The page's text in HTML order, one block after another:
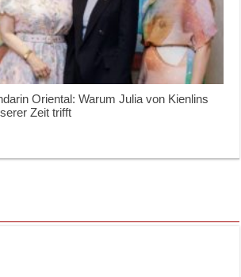
Oriental: Warum Julia von Kienlins
Zeit trifft